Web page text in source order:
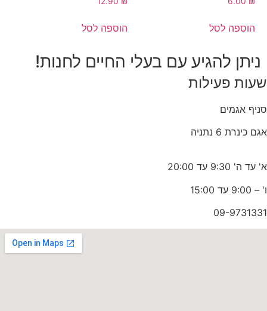
הוספה לסל הוספה לסל
ניתן להגיע עם בעלי החיים לחנות!
שעות פעילות
סניף אגמים
אגם כינרת 6 נתניה
א' עד ה' 9:30 עד 20:00
ו' – 9:00 עד 15:00
09-9731331